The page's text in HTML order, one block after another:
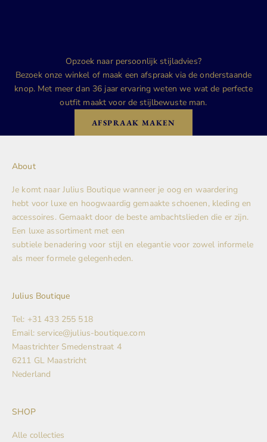
Opzoek naar persoonlijk stijladvies?
Bezoek onze winkel of maak een afspraak via de onderstaande
knop. Met meer dan 36 jaar ervaring weten we wat de perfecte
outfit maakt voor de stijlbewuste man.
AFSPRAAK MAKEN
About
Je komt naar Julius Boutique wanneer je oog en waardering
hebt voor luxe en hoogwaardig gemaakte schoenen, kleding en
accessoires. Gemaakt door de beste ambachtslieden die er zijn.
Een luxe assortiment met een
subtiele benadering voor stijl en elegantie voor zowel informele
als meer formele gelegenheden.
Julius Boutique
Tel: +31 433 255 518
Email: service@julius-boutique.com
Maastrichter Smedenstraat 4
6211 GL Maastricht
Nederland
SHOP
Alle collecties